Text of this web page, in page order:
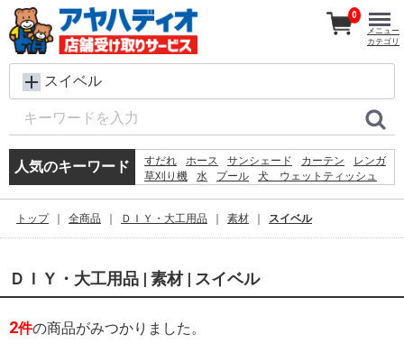
スイベル
人気のキーワード すだれ ホース サンシェード カーテン
レンガ
草刈り機
水 プール
犬 ウェットティッシュ
ラティス
物置
0
メニュー
カテゴリ
トップ 全商品 ＤＩＹ・大工用品 素材 スイベル
ＤＩＹ・大工用品 | 素材 | スイベル
2件の商品がみつかりました。